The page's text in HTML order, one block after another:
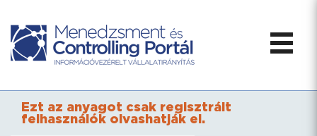
Ezt az anyagot csak regisztrált
felhasználók olvashatják el.